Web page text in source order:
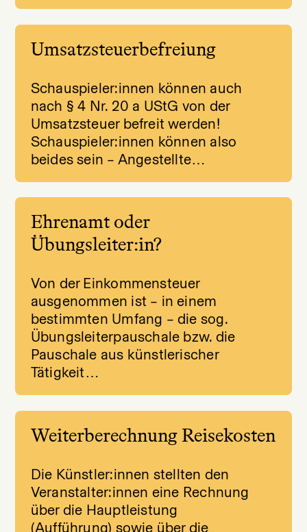
Umsatzsteuerbefreiung
Schauspieler:innen können auch
nach § 4 Nr. 20 a UStG von der
Umsatzsteuer befreit werden!
Schauspieler:innen können also
beides sein – Angestellte…
Ehrenamt oder
Übungsleiter:in?
Von der Einkommensteuer
ausgenommen ist – in einem
bestimmten Umfang – die sog.
Übungsleiterpauschale bzw. die
Pauschale aus künstlerischer
Tätigkeit…
Weiterberechnung Reisekosten
Die Künstler:innen stellten den
Veranstalter:innen eine Rechnung
über die Hauptleistung
(Aufführung) sowie über die